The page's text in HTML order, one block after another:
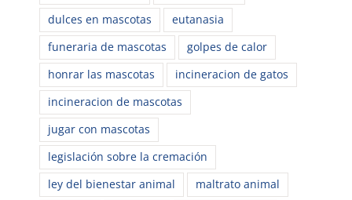
dulces en mascotas
eutanasia
funeraria de mascotas
golpes de calor
honrar las mascotas
incineracion de gatos
incineracion de mascotas
jugar con mascotas
legislación sobre la cremación
ley del bienestar animal
maltrato animal